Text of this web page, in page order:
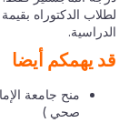
يهمكم أيضا
صحي )